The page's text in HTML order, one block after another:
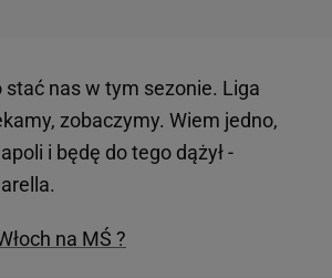
stać nas w tym sezonie. Liga
zobaczymy. Wiem jedno,
i będę do tego dążył -
na MŚ ?